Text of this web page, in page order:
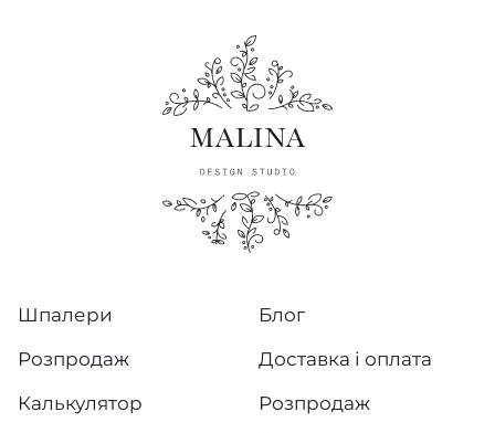
Шпалери
Розпродаж
Калькулятор
Блог
Доставка і оплата
Розпродаж